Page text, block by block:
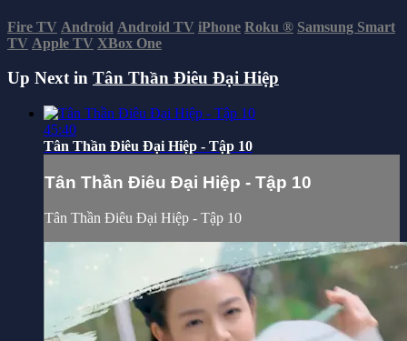
Fire TV Android Android TV iPhone Roku ® Samsung Smart
TV Apple TV XBox One
Up Next in Tân Thần Điêu Đại Hiệp
45:40
Tân Thần Điêu Đại Hiệp - Tập 10
Tân Thần Điêu Đại Hiệp - Tập 10
Tân Thần Điêu Đại Hiệp - Tập 10